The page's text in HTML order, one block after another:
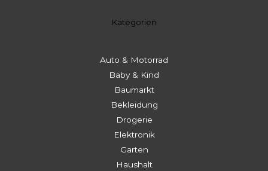
Kategorien
Auto & Motorrad
Baby & Kind
Baumarkt
Bekleidung
Drogerie
Elektronik
Garten
Haushalt